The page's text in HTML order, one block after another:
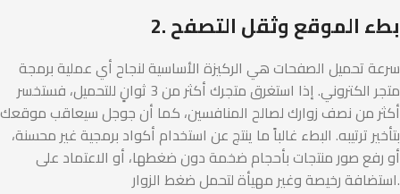
2. بطء الموقع وثقل التصفح
سرعة تحميل الصفحات هي الركيزة الأساسية لنجاح أي عملية برمجة
متجر الكتروني. إذا استغرق متجرك أكثر من 3 ثوانٍ للتحميل، فستخسر
أكثر من نصف زوارك لصالح المنافسين، كما أن جوجل سيعاقب موقعك
بتأخير ترتيبه. البطء غالباً ما ينتج عن استخدام أكواد برمجية غير محسنة،
أو رفع صور منتجات بأحجام ضخمة دون ضغطها، أو الاعتماد على
استضافة رخيصة وغير مهيأة لتحمل ضغط الزوار.